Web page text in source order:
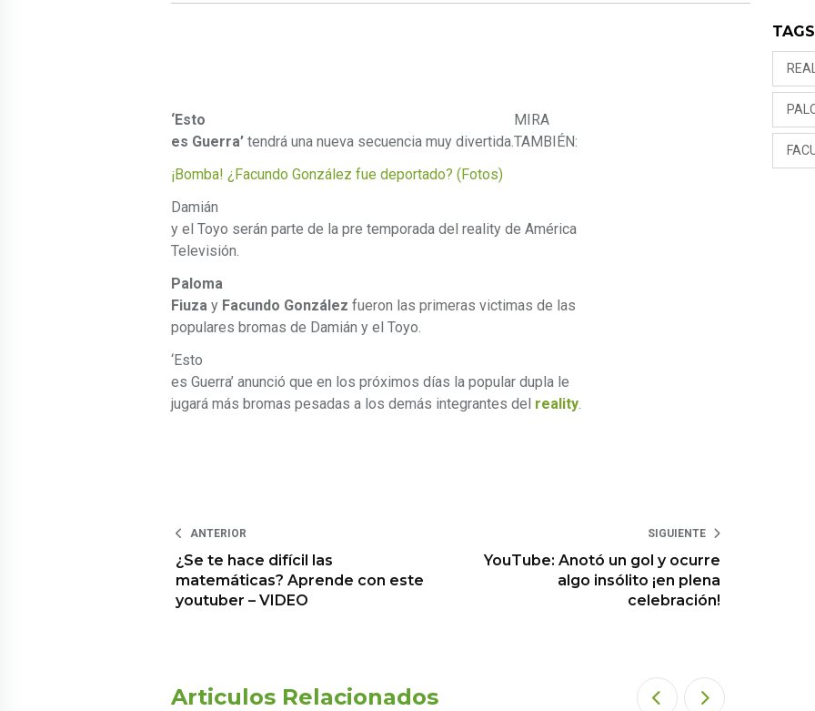
‘Esto
es Guerra’ tendrá una nueva secuencia muy divertida.
MIRA
TAMBIÉN:
¡Bomba! ¿Facundo González fue deportado? (Fotos)
Damián
y el Toyo serán parte de la pre temporada del reality de América
Televisión.
Paloma
Fiuza y Facundo González fueron las primeras victimas de las
populares bromas de Damián y el Toyo.
‘Esto
es Guerra’ anunció que en los próximos días la popular dupla le
jugará más bromas pesadas a los demás integrantes del reality.
ANTERIOR
¿Se te hace difícil las
matemáticas? Aprende con este
youtuber – VIDEO
SIGUIENTE
YouTube: Anotó un gol y ocurre
algo insólito ¡en plena
celebración!
Articulos Relacionados
TAGS